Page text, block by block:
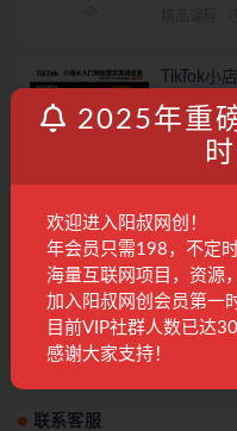
TikTok小
精品课程
选品发布
精品课程
百度文库
联系客服
2025年重
欢迎进入阳叔网创！
年会员只需198，不定
海量互联网项目，资源
加入阳叔网创会员第一
目前VIP社群人数已达
感谢大家支持！